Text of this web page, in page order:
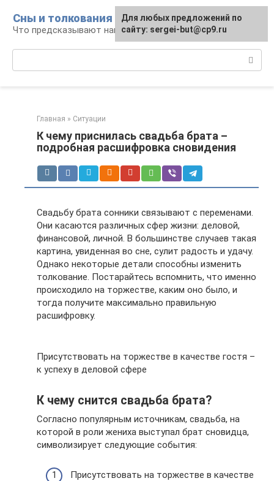
контенту
Сны и толкования
Что предсказывают нам наши сны
Главная » Ситуации
К чему приснилась свадьба брата –
подробная расшифровка сновидения
Свадьбу брата сонники связывают с переменами.
Они касаются различных сфер жизни: деловой,
финансовой, личной. В большинстве случаев такая
картина, увиденная во сне, сулит радость и удачу.
Однако некоторые детали способны изменить
толкование. Постарайтесь вспомнить, что именно
происходило на торжестве, каким оно было, и
тогда получите максимально правильную
расшифровку.
Присутствовать на торжестве в качестве гостя –
к успеху в деловой сфере
К чему снится свадьба брата?
Согласно популярным источникам, свадьба, на
которой в роли жениха выступал брат сновидца,
символизирует следующие события:
Присутствовать на торжестве в качестве
Для любых предложений по
сайту: sergei-but@cp9.ru